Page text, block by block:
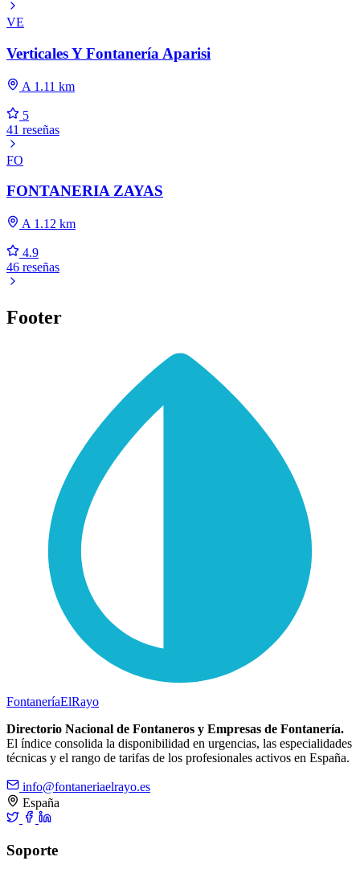
VE
Verticales Y Fontanería Aparisi
A 1.11 km
5
41 reseñas
FO
FONTANERIA ZAYAS
A 1.12 km
4.9
46 reseñas
Footer
FontaneríaElRayo
Directorio Nacional de Fontaneros y Empresas de Fontanería.
El índice consolida la disponibilidad en urgencias, las especialidades
técnicas y el rango de tarifas de los profesionales activos en España.
info@fontaneriaelrayo.es
España
Soporte